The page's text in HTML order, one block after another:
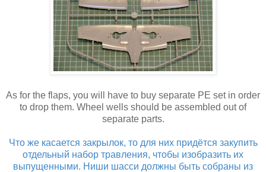
As for the flaps, you will have to buy separate PE set in order
to drop them. Wheel wells should be assembled out of
separate parts.
Что же касается закрылок, то для них придётся закупить
отдельный набор травления, чтобы изобразить их
выпущенными. Ниши шасси должны быть собраны из